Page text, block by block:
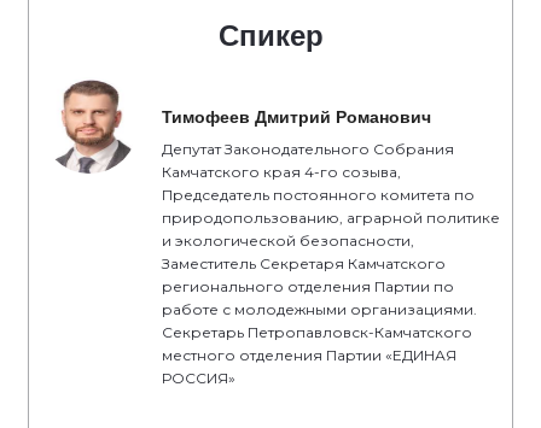
Спикер
Тимофеев Дмитрий Романович
Депутат Законодательного Собрания
Камчатского края 4-го созыва,
Председатель постоянного комитета по
природопользованию, аграрной политике
и экологической безопасности,
Заместитель Секретаря Камчатского
регионального отделения Партии по
работе с молодежными организациями.
Секретарь Петропавловск-Камчатского
местного отделения Партии «ЕДИНАЯ
РОССИЯ»